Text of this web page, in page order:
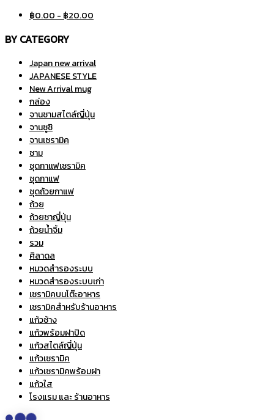
฿0.00 - ฿20.00
BY CATEGORY
Japan new arrival
JAPANESE STYLE
New Arrival mug
กล่อง
จานชามสไตล์ญี่ปุ่น
จานซูชิ
จานเซรามิค
ชาม
ชุดกาเเฟเซรามิค
ชุดกาแฟ
ชุดถ้วยกาแฟ
ถ้วย
ถ้วยชาญี่ปุ่น
ถ้วยน้ำจิ้ม
รวม
ศิลาดล
หมวดสำรองระบบ
หมวดสำรองระบบเก่า
เซรามิคบนโต๊ะอาหาร
เซรามิคสำหรับร้านอาหาร
แก้วช้าง
แก้วพร้อมฝาปิด
แก้วสไตล์ญี่ปุ่น
แก้วเซรามิค
แก้วเซรามิคพร้อมฝา
แก้วใส
โรงแรม และ ร้านอาหาร